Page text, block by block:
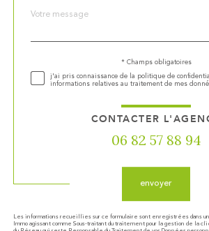
Fieldset
Message
* Champs obligatoires
j'ai pris connaissance de la politique de
informations relatives au traitement de mes
CONTACTER
06 82 57 88 94
envoyer
Les informations recueillies sur ce formulaire sont enregistrées dans
Immo agissant comme Sous-traitant du traitement pour la gestion de la